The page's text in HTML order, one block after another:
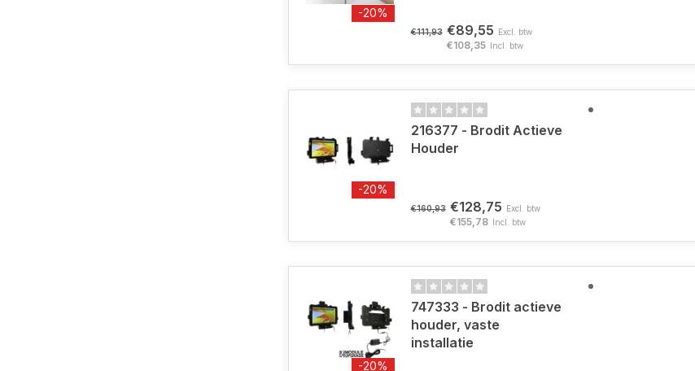
-20%
€111,93 €89,55 Excl. btw
€108,35 Incl. btw
-20%
216377 - Brodit Actieve
Houder
€160,93 €128,75 Excl. btw
€155,78 Incl. btw
-20%
747333 - Brodit actieve
houder, vaste
installatie